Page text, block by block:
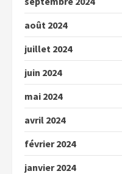
août 2024
juillet 2024
juin 2024
mai 2024
avril 2024
février 2024
janvier 2024